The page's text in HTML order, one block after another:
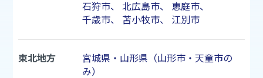
石狩市、 北広島市、 恵庭市、
千歳市、 苫小牧市、 江別市
東北地方
宮城県・山形県（山形市・天童市の
み）